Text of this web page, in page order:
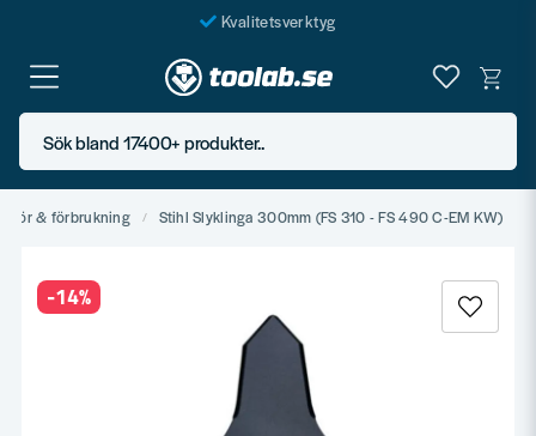
Kvalitetsverktyg
Fraktfritt över 999 SEK*
En järnhandel för alla
Butik i Göteborg
Sök bland 17400+ produkter..
& förbrukning Stihl Slyklinga 300mm (FS 310 - FS 490 C-EM KW)
-14%